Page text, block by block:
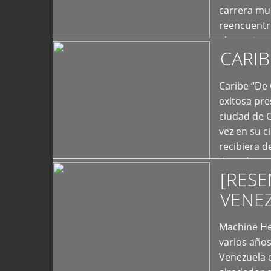
carrera
el exterior
Caribe
exitosa
ciudad de
vez en su
recibiera
Store los
Machine
varios
Venezuela